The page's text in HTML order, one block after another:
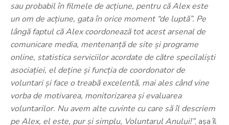
sau probabil în filmele de acţiune, pentru că Alex este
un om de acţiune, gata în orice moment “de luptă”. Pe
lângă faptul că Alex coordonează tot acest arsenal de
comunicare media, mentenanţă de site şi programe
online, statistica serviciilor acordate de către specilalişti
asociaţiei, el deţine şi funcţia de coordonator de
voluntari şi face o treabă excelentă, mai ales când vine
vorba de motivarea, monitorizarea şi evaluarea
voluntarilor. Nu avem alte cuvinte cu care să îl descriem
pe Alex, el este, pur și simplu, Voluntarul Anului!”, așa îl